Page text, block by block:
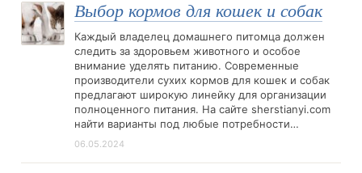
Выбор кормов для кошек и собак
Каждый владелец домашнего питомца должен
следить за здоровьем животного и особое
внимание уделять питанию. Современные
производители сухих кормов для кошек и собак
предлагают широкую линейку для организации
полноценного питания. На сайте sherstianyi.com
найти варианты под любые потребности…
06.05.2024